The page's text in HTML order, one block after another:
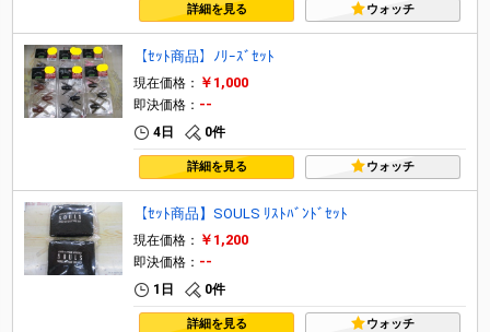
詳細を見る ウォッチ
【ｾｯﾄ商品】ﾉﾘｰｽﾞｾｯﾄ
現在価格： ￥1,000
即決価格： --
4日 0件
詳細を見る ウォッチ
【ｾｯﾄ商品】SOULS ﾘｽﾄﾊﾞﾝﾄﾞｾｯﾄ
現在価格： ￥1,200
即決価格： --
1日 0件
詳細を見る ウォッチ